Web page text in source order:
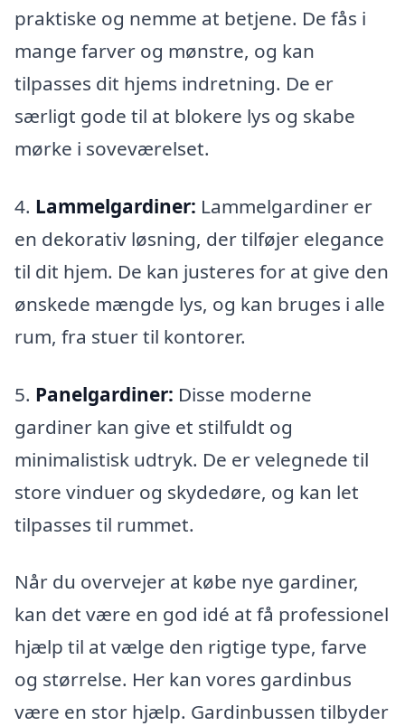
praktiske og nemme at betjene. De fås i
mange farver og mønstre, og kan
tilpasses dit hjems indretning. De er
særligt gode til at blokere lys og skabe
mørke i soveværelset.
4. Lammelgardiner: Lammelgardiner er
en dekorativ løsning, der tilføjer elegance
til dit hjem. De kan justeres for at give den
ønskede mængde lys, og kan bruges i alle
rum, fra stuer til kontorer.
5. Panelgardiner: Disse moderne
gardiner kan give et stilfuldt og
minimalistisk udtryk. De er velegnede til
store vinduer og skydedøre, og kan let
tilpasses til rummet.
Når du overvejer at købe nye gardiner,
kan det være en god idé at få professionel
hjælp til at vælge den rigtige type, farve
og størrelse. Her kan vores gardinbus
være en stor hjælp. Gardinbussen tilbyder